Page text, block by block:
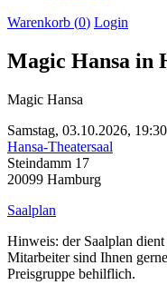
Warenkorb (0) Login
Magic Hansa in
Magic Hansa
Samstag, 03.10.2026,
Hansa-Theatersaal
Steindamm 17
20099 Hamburg
Saalplan
Hinweis: der Saalplan
Mitarbeiter sind Ihnen
Preisgruppe behilflich.